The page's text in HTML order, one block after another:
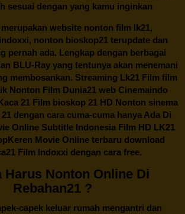
sesuai dengan yang kamu inginkan
merupakan website nonton film lk21,
nonton bioskop21 terupdate dan
pernah ada. Lengkap dengan berbagai
BLU-Ray yang tentunya akan menemani
membosankan. Streaming Lk21 Film film
Nonton Film Dunia21 web Cinemaindo
21 Film bioskop 21 HD Nonton sinema
dengan cara cuma-cuma hanya Ada Di
Online Subtitle Indonesia Film HD LK21
Movie Online terbaru download
Film Indoxxi dengan cara free.
Harus Nonton Online Di
Rebahan21 ?
capek keluar rumah mengantri dan